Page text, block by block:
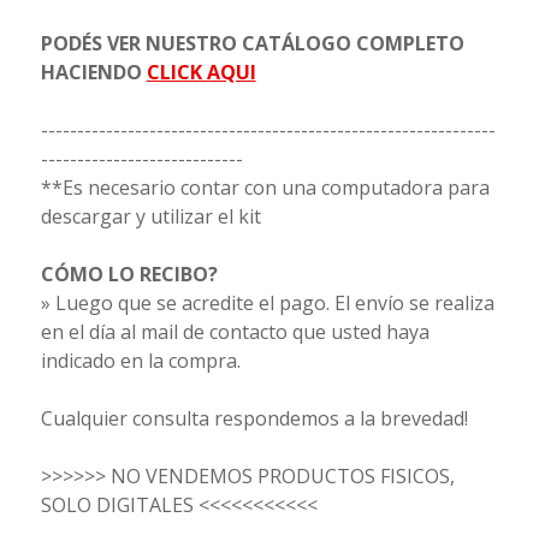
PODÉS VER NUESTRO CATÁLOGO COMPLETO
HACIENDO CLICK AQUI
---------------------------------------------------------------
----------------------------
**Es necesario contar con una computadora para
descargar y utilizar el kit
CÓMO LO RECIBO?
» Luego que se acredite el pago. El envío se realiza
en el día al mail de contacto que usted haya
indicado en la compra.
Cualquier consulta respondemos a la brevedad!
>>>>>> NO VENDEMOS PRODUCTOS FISICOS,
SOLO DIGITALES <<<<<<<<<<<